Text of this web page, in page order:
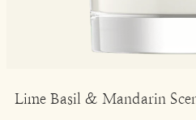
Lime Basil & Mandarin